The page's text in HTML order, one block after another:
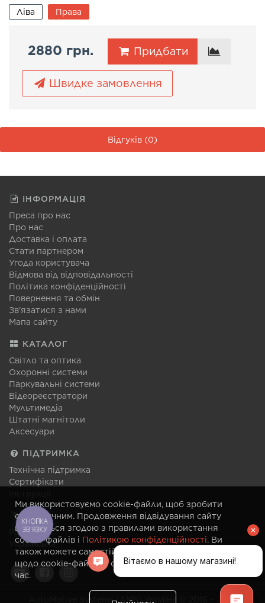
Ми використовуємо cookie-файли, щоб зробити
сайт зручним. Продовження відвідування сайту
вважається згодою з правилами використання
cookie-файлів і Політикою конфіденційності. Ви
також можете самостійно змінити налаштування
щодо cookie-файлів у своєму браузері в будь-який
час.
Ліва Права
2880 грн. Придбати
Швидке замовлення
Відгуків (0)
ІНФОРМАЦІЯ
Преса про нас
Про нас
Доставка і оплата
Стати партнером
Угода користувача
Відмова від відповідальності
Політика конфіденційності
Повернення та обмін
Зв'язатися з нами
Мапа сайту
КАТАЛОГ
Світло та оптика
Охоронні системи
Паркувальні системи
Відеореєстратори
Мультимедіа
Штатні магнітоли
Аксесуари
ПІДТРИМКА
Технічна підтримка
Сертифікати
МОВА
Російська
Українська
AutoMotive Systems (AMS) Україна © 2016 – 2026
КНОПКА
ЗВ'ЯЗКУ